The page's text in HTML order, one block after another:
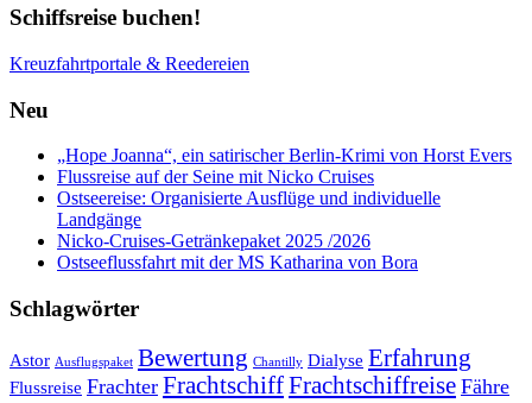
Schiffsreise buchen!
Kreuzfahrtportale & Reedereien
Neu
„Hope Joanna“, ein satirischer Berlin-Krimi von Horst Evers
Flussreise auf der Seine mit Nicko Cruises
Ostseereise: Organisierte Ausflüge und individuelle
Landgänge
Nicko-Cruises-Getränkepaket 2025 /2026
Ostseeflussfahrt mit der MS Katharina von Bora
Schlagwörter
Astor Ausflugspaket Bewertung Chantilly Dialyse Erfahrung
Flussreise Frachter FrachtschiffFrachtschiffreise Fähre